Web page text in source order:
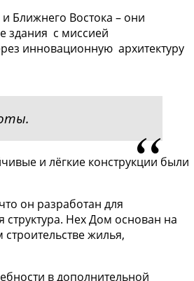
Ближнего Востока – они
здания с миссией
инновационную архитектуру
и лёгкие конструкции были
он разработан для
Hex Дом основан на
жилья,
в дополнительной